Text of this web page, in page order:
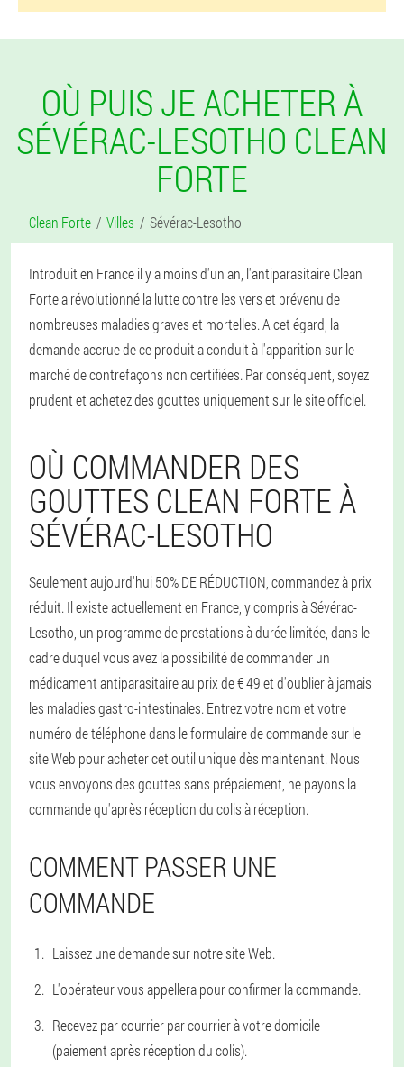
OÙ PUIS JE ACHETER À
SÉVÉRAC-LESOTHO CLEAN
FORTE
Clean Forte Villes Sévérac-Lesotho
Introduit en France il y a moins d'un an, l'antiparasitaire Clean
Forte a révolutionné la lutte contre les vers et prévenu de
nombreuses maladies graves et mortelles. A cet égard, la
demande accrue de ce produit a conduit à l'apparition sur le
marché de contrefaçons non certifiées. Par conséquent, soyez
prudent et achetez des gouttes uniquement sur le site officiel.
OÙ COMMANDER DES
GOUTTES CLEAN FORTE À
SÉVÉRAC-LESOTHO
Seulement aujourd'hui 50% DE RÉDUCTION, commandez à prix
réduit. Il existe actuellement en France, y compris à Sévérac-
Lesotho, un programme de prestations à durée limitée, dans le
cadre duquel vous avez la possibilité de commander un
médicament antiparasitaire au prix de € 49 et d'oublier à jamais
les maladies gastro-intestinales. Entrez votre nom et votre
numéro de téléphone dans le formulaire de commande sur le
site Web pour acheter cet outil unique dès maintenant. Nous
vous envoyons des gouttes sans prépaiement, ne payons la
commande qu'après réception du colis à réception.
COMMENT PASSER UNE
COMMANDE
Laissez une demande sur notre site Web.
L'opérateur vous appellera pour confirmer la commande.
Recevez par courrier par courrier à votre domicile
(paiement après réception du colis).